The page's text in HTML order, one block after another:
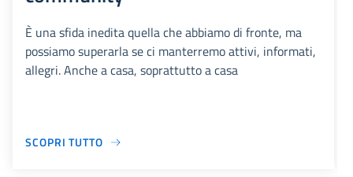
È una sfida inedita quella che abbiamo di fronte, ma
possiamo superarla se ci manterremo attivi, informati,
allegri. Anche a casa, soprattutto a casa
SCOPRI TUTTO